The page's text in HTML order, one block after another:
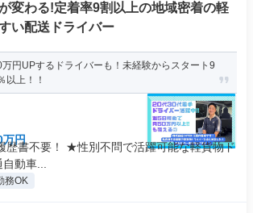
変わる!定着率9割以上の地域密着の軽
い配送ドライバー
円UPするドライバーも！未経験からスタート9
以上！！
万円
歴書不要！ ★性別不問で活躍可能な軽貨物ド
動車...
務OK